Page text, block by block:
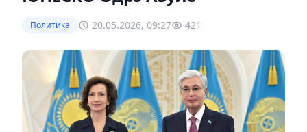
Политика 20.05.2026, 09:27 421